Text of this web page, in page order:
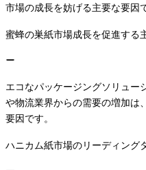
市場の成長を妨げる主要な要因
蜜蜂の巣紙市場成長を促進する
エコなパッケージングソリュー
や物流業界からの需要の増加は
要因です。
ハニカム紙市場のリーディング